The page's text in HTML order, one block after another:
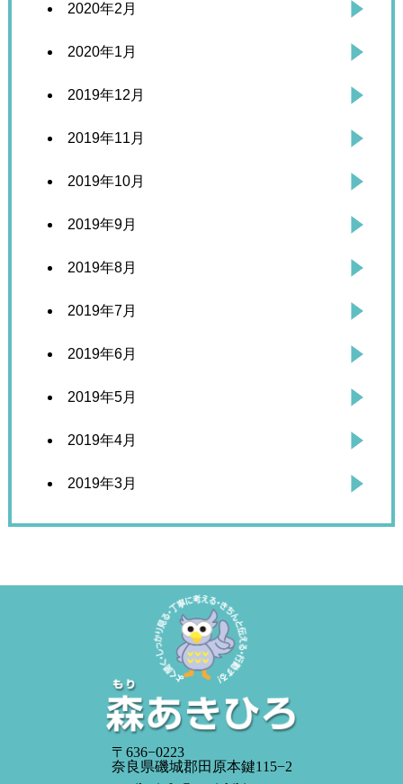
2020年2月
2020年1月
2019年12月
2019年11月
2019年10月
2019年9月
2019年8月
2019年7月
2019年6月
2019年5月
2019年4月
2019年3月
〒636−0223
奈良県磯城郡田原本鍵115−2